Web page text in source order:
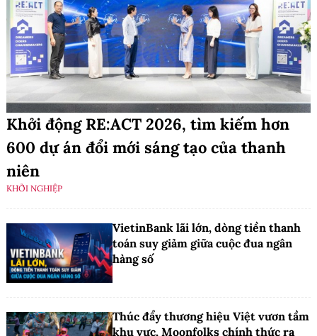
Khởi động RE:ACT 2026, tìm kiếm hơn
600 dự án đổi mới sáng tạo của thanh
niên
KHỞI NGHIỆP
VietinBank lãi lớn, dòng tiền thanh
toán suy giảm giữa cuộc đua ngân
hàng số
Thúc đẩy thương hiệu Việt vươn tầm
khu vực, Moonfolks chính thức ra